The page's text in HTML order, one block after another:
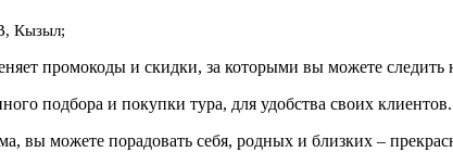
Кызыл;
промокоды и скидки, за которыми вы можете
подбора и покупки тура, для удобства своих клиентов.
вы можете порадовать себя, родных и близких –